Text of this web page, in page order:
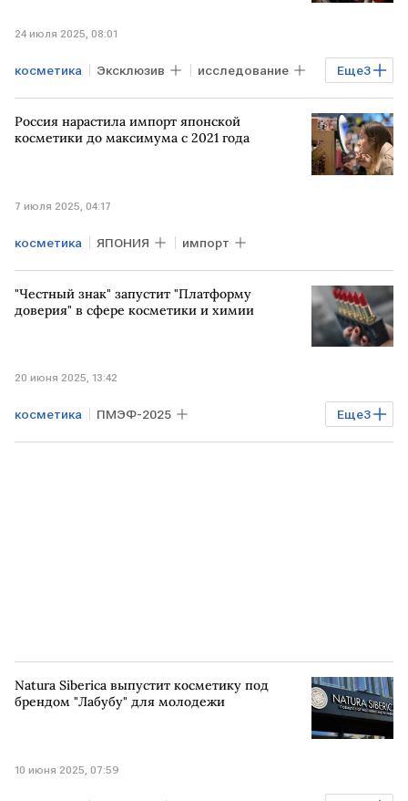
24 июля 2025, 08:01
Еще3
косметика Эксклюзив исследование
Общество услуги дом
Россия нарастила импорт японской
косметики до максимума с 2021 года
7 июля 2025, 04:17
косметика ЯПОНИЯ импорт
"Честный знак" запустит "Платформу
доверия" в сфере косметики и химии
20 июня 2025, 13:42
Еще3
косметика ПМЭФ-2025
"Честный знак" Бизнес РОССИЯ
Natura Siberica выпустит косметику под
брендом "Лабубу" для молодежи
10 июня 2025, 07:59